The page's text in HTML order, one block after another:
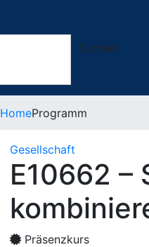
Suchen
HomeProgramm
Gesellschaft
E10662
Präsenzkurs